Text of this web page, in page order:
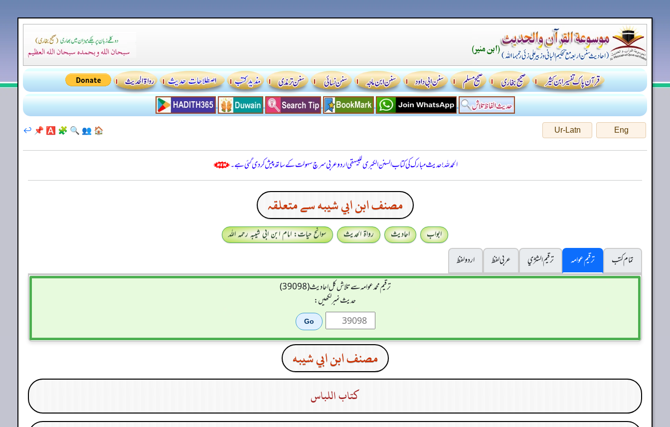
Eng
Ur-Latn
🏠
👥
🔍
🧩
🅰️
📌
↩️
الحمدللہ! حدیث مبارک کی کتاب السنن الكبرى للبيهقي اردو عربی سرچ سہولت کے ساتھ پیش کر دی گئی ہے۔
مصنف ابن ابي شيبه سے متعلقہ
ابواب احادیث رواۃ الحدیث
سوانح حیات: امام ابن ابی شیبہ رحمہ اللہ
تمام کتب
ترقیم عوامہ ترقيم الشژي عربی لفظ
اردو لفظ
ترقیم محمدعوامہ سے تلاش کل احادیث (39098)
حدیث نمبر لکھیں:
مصنف ابن ابي شيبه
كتاب اللباس